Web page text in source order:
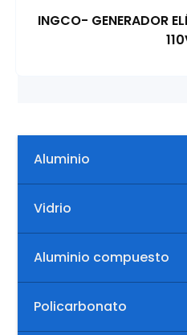
INGCO- GENERADOR
Aluminio
Vidrio
Aluminio compuesto
Policarbonato